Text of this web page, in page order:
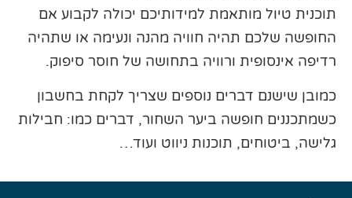
תוכנית טיול מותאמת למידותיכם יכולה לקבוע אם
החופשה שלכם תהיה חוויה מהנה ונעימה או שתהיה
רדיפה אינסופית ורוויה בתחושה של חוסר סיפוק.
כמובן שישנם דברים נוספים שצריך לקחת בחשבון
כשמתכננים חופשה ביער השחור, דברים כמו: חבילות
גלישה, ביטוחים, תוכנות ניווט ועוד…